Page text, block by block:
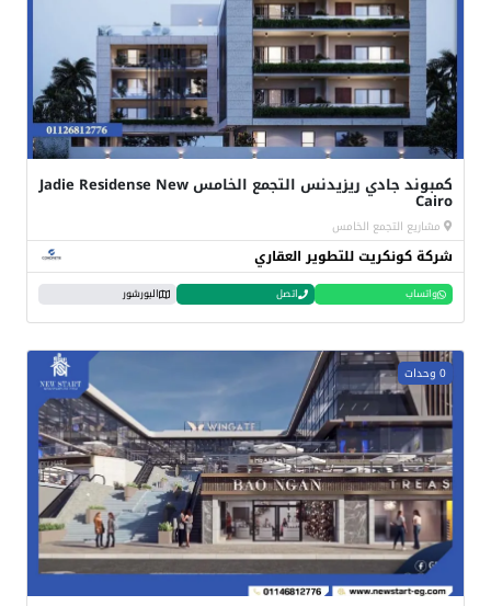
كمبوند جادي ريزيدنس التجمع الخامس Jadie Residense New
Cairo
مشاريع التجمع الخامس
شركة كونكريت للتطوير العقاري
واتساب اتصل البورشور
0 وحدات